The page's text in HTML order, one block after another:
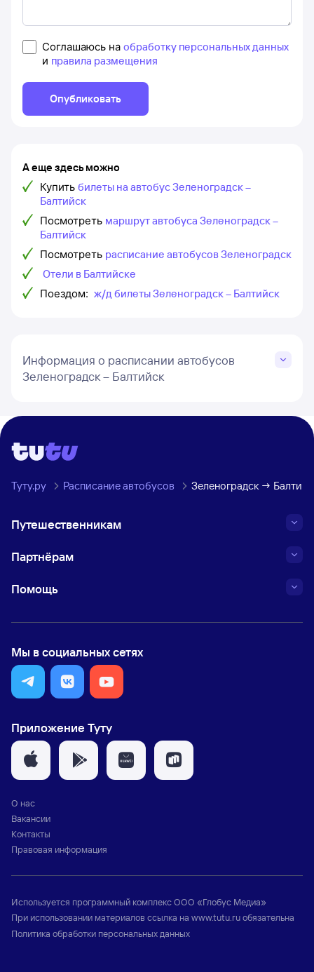
Соглашаюсь на обработку персональных данных
и правила размещения
Опубликовать
А еще здесь можно
Купить билеты на автобус Зеленоградск –
Балтийск
Посмотреть маршрут автобуса Зеленоградск –
Балтийск
Посмотреть расписание автобусов Зеленоградск
Отели в Балтийске
Поездом: ж/д билеты Зеленоградск – Балтийск
Информация о расписании автобусов
Зеленоградск – Балтийск
Туту.ру Расписание автобусов Зеленоградск →
Путешественникам
Партнёрам
Помощь
Мы в социальных сетях
Приложение Туту
О нас
Вакансии
Контакты
Правовая информация
Используется программный комплексООО «Глобус Медиа»
При использовании материалов ссылка на www.tutu.ruобязательна
Политика обработки персональных данных